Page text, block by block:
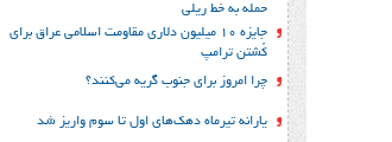
حمله به خط ریلی
جایزه ۱۰ میلیون دلاری مقاومت اسلامی عراق برای
کُشتن ترامپ
چرا امروز برای جنوب گریه می‌کنند؟
یارانه تیرماه دهک‌های اول تا سوم واریز شد